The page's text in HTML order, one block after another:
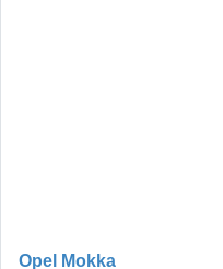
Opel Mokka